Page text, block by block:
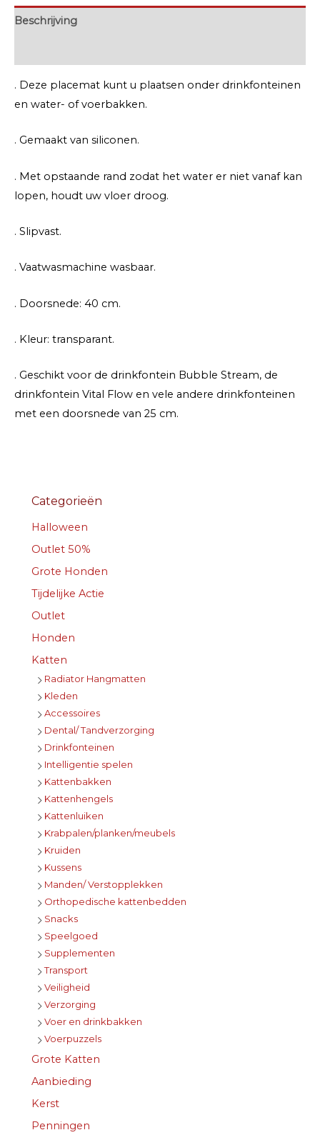
Beschrijving
. Deze placemat kunt u plaatsen onder drinkfonteinen
en water- of voerbakken.
. Gemaakt van siliconen.
. Met opstaande rand zodat het water er niet vanaf kan
lopen, houdt uw vloer droog.
. Slipvast.
. Vaatwasmachine wasbaar.
. Doorsnede: 40 cm.
. Kleur: transparant.
. Geschikt voor de drinkfontein Bubble Stream, de
drinkfontein Vital Flow en vele andere drinkfonteinen
met een doorsnede van 25 cm.
Categorieën
Halloween
Outlet 50%
Grote Honden
Tijdelijke Actie
Outlet
Honden
Katten
Radiator Hangmatten
Kleden
Accessoires
Dental/ Tandverzorging
Drinkfonteinen
Intelligentie spelen
Kattenbakken
Kattenhengels
Kattenluiken
Krabpalen/planken/meubels
Kruiden
Kussens
Manden/ Verstopplekken
Orthopedische kattenbedden
Snacks
Speelgoed
Supplementen
Transport
Veiligheid
Verzorging
Voer en drinkbakken
Voerpuzzels
Grote Katten
Aanbieding
Kerst
Penningen